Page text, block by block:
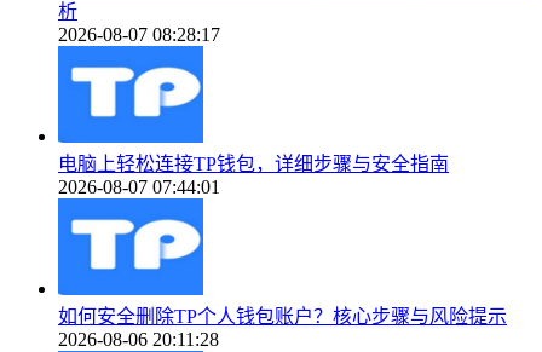
析
2026-08-07 08:28:17
电脑上轻松连接TP钱包，详细步骤与安全指南
2026-08-07 07:44:01
如何安全删除TP个人钱包账户？核心步骤与风险提示
2026-08-06 20:11:28